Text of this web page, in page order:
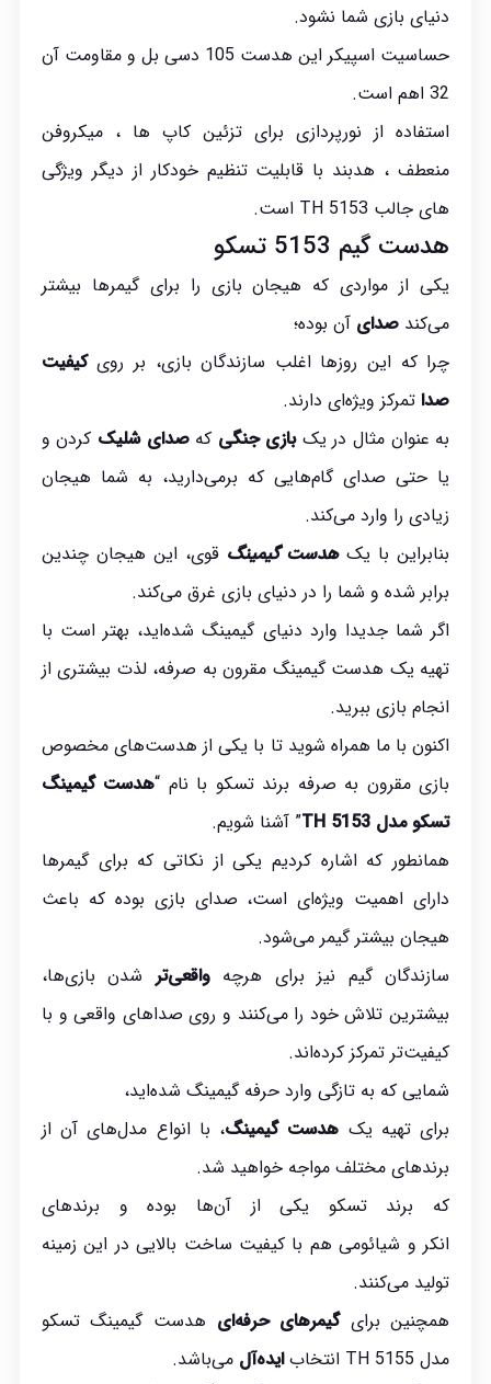
دنیای بازی شما نشود.
حساسیت اسپیکر این هدست 105 دسی بل و مقاومت آن
32 اهم است.
استفاده از نورپردازی برای تزئین کاپ ها ، میکروفن
منعطف ، هدبند با قابلیت تنظیم خودکار از دیگر ویژگی
های جالب TH 5153 است.
هدست گیم 5153 تسکو
یکی از مواردی که هیجان بازی را برای گیمرها بیشتر
می‌کند صدای آن بوده؛
چرا که این روزها اغلب سازندگان بازی، بر رویکیفیت
صداتمرکز ویژه‌ای دارند.
به عنوان مثال در یکبازی جنگی کهصدای شلیک کردن و
یا حتی صدای گام‌هایی که برمی‌دارید، به شما هیجان
زیادی را وارد می‌کند.
بنابراین با یکهدست گیمینگ قوی، این هیجان چندین
برابر شده و شما را در دنیای بازی غرق می‌کند.
اگر شما جدیدا وارد دنیای گیمینگ شده‌اید، بهتر است با
تهیه یک هدست گیمینگ مقرون به صرفه، لذت بیشتری از
انجام بازی ببرید.
اکنون با ما همراه شوید تا با یکی از هدست‌های مخصوص
بازی مقرون به صرفه برند تسکو با نام “هدست گیمینگ
تسکو مدل TH 5153
” آشنا شویم.
همانطور که اشاره کردیم یکی از نکاتی که برای گیمرها
دارای اهمیت ویژه‌ای است، صدای بازی بوده که باعث
هیجان بیشتر گیمر می‌شود.
سازندگان گیم نیز برای هرچهواقعی‌تر شدن بازی‌ها،
بیشترین تلاش خود را می‌کنند و روی صداهای واقعی و با
کیفیت‌تر تمرکز کرده‌اند.
شمایی که به تازگی وارد حرفه گیمینگ شده‌اید،
برای تهیه یک هدست گیمینگ، با انواع مدل‌های آن از
برندهای مختلف مواجه خواهید شد.
که برند تسکو یکی از آن‌ها بوده و برند‌های
انکر و شیائومی هم با کیفیت ساخت بالایی در این زمینه
تولید می‌کنند.
همچنین برایگیمر‌های حرفه‌ای هدست گیمینگ تسکو
مدل TH 5155 انتخاب
ایده‌آل می‌باشد.